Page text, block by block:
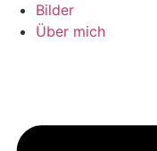
Bilder
Über mich